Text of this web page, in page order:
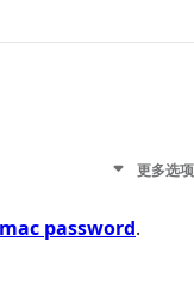
更多选项
mac password.